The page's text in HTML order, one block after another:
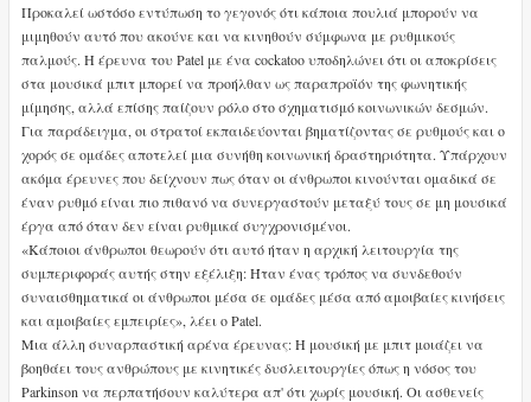
Προκαλεί ωστόσο εντύπωση το γεγονός ότι κάποια πουλιά μπορούν να
μιμηθούν αυτό που ακούνε και να κινηθούν σύμφωνα με ρυθμικούς
παλμούς. Η έρευνα του Patel με ένα cockatoo υποδηλώνει ότι οι αποκρίσεις
στα μουσικά μπιτ μπορεί να προήλθαν ως παραπροϊόν της φωνητικής
μίμησης, αλλά επίσης παίζουν ρόλο στο σχηματισμό κοινωνικών δεσμών.
Για παράδειγμα, οι στρατοί εκπαιδεύονται βηματίζοντας σε ρυθμούς και ο
χορός σε ομάδες αποτελεί μια συνήθη κοινωνική δραστηριότητα. Υπάρχουν
ακόμα έρευνες που δείχνουν πως όταν οι άνθρωποι κινούνται ομαδικά σε
έναν ρυθμό είναι πιο πιθανό να συνεργαστούν μεταξύ τους σε μη μουσικά
έργα από όταν δεν είναι ρυθμικά συγχρονισμένοι.
«Κάποιοι άνθρωποι θεωρούν ότι αυτό ήταν η αρχική λειτουργία της
συμπεριφοράς αυτής στην εξέλιξη: Ήταν ένας τρόπος να συνδεθούν
συναισθηματικά οι άνθρωποι μέσα σε ομάδες μέσα από αμοιβαίες κινήσεις
και αμοιβαίες εμπειρίες», λέει ο Patel.
Μια άλλη συναρπαστική αρένα έρευνας: Η μουσική με μπιτ μοιάζει να
βοηθάει τους ανθρώπους με κινητικές δυσλειτουργίες όπως η νόσος του
Parkinson να περπατήσουν καλύτερα απ' ότι χωρίς μουσική. Οι ασθενείς